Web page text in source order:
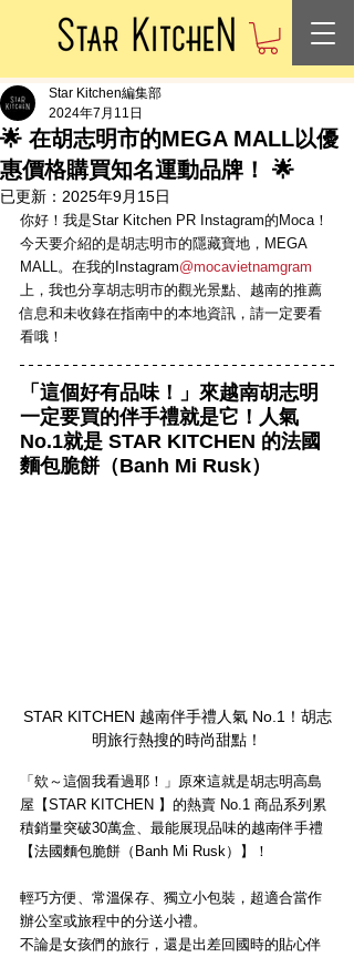
🌟 在胡志明市的MEGA MALL以優
惠價格購買知名運動品牌！ 🌟
Star Kitchen編集部
2024年7月11日
已更新： 2025年9月15日
你好！我是Star Kitchen PR Instagram的Moca！
今天要介紹的是胡志明市的隱藏寶地，MEGA
MALL。在我的Instagram@mocavietnamgram
上，我也分享胡志明市的觀光景點、越南的推薦
信息和未收錄在指南中的本地資訊，請一定要看
看哦！
「這個好有品味！」來越南胡志明
一定要買的伴手禮就是它！人氣
No.1就是 STAR KITCHEN 的法國
麵包脆餅（Banh Mi Rusk）
STAR KITCHEN 越南伴手禮人氣 No.1！胡志
明旅行熱搜的時尚甜點！
「欸～這個我看過耶！」原來這就是胡志明高島
屋【STAR KITCHEN 】的熱賣 No.1 商品系列累
積銷量突破30萬盒、最能展現品味的越南伴手禮
【法國麵包脆餅（Banh Mi Rusk）】！
輕巧方便、常溫保存、獨立小包裝，超適合當作
辦公室或旅程中的分送小禮。
不論是女孩們的旅行，還是出差回國時的貼心伴